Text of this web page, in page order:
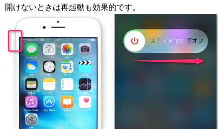
開けないときは再起動も効果的です。